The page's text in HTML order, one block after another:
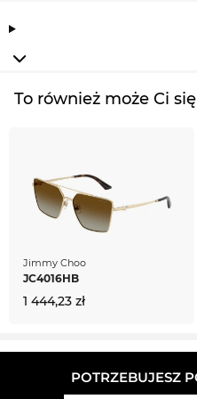
To również może Ci
Jimmy Choo
JC4016HB
1 444,23 zł
POTRZEBUJESZ